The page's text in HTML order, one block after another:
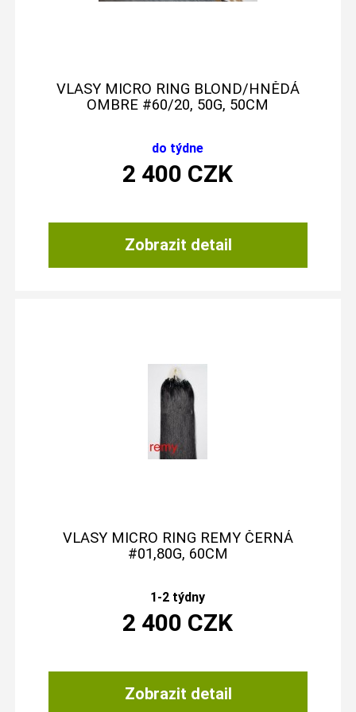
VLASY MICRO RING BLOND/HNĚDÁ
OMBRE #60/20, 50G, 50CM
do týdne
Zobrazit detail
2 400 CZK
VLASY MICRO RING REMY ČERNÁ
#01,80G, 60CM
1-2 týdny
Zobrazit detail
2 400 CZK